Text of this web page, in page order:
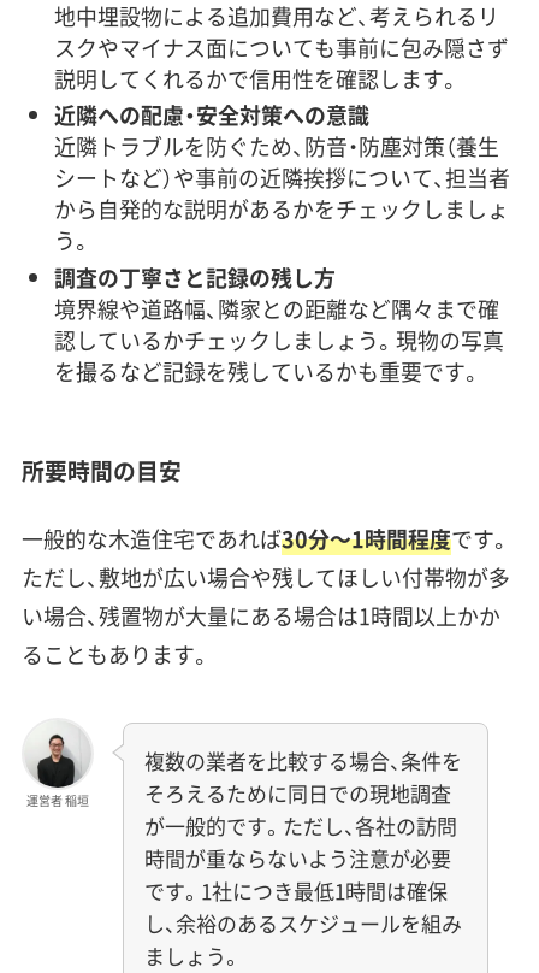
地中埋設物による追加費用など、考えられるリ
スクやマイナス面についても事前に包み隠さず
説明してくれるかで信用性を確認します。
近隣への配慮・安全対策への意識
近隣トラブルを防ぐため、防音・防塵対策（養生
シートなど）や事前の近隣挨拶について、担当者
から自発的な説明があるかをチェックしましょ
う。
調査の丁寧さと記録の残し方
境界線や道路幅、隣家との距離など隅々まで確
認しているかチェックしましょう。現物の写真
を撮るなど記録を残しているかも重要です。
所要時間の目安
一般的な木造住宅であれば30分〜1時間程度です。
ただし、敷地が広い場合や残してほしい付帯物が多
い場合、残置物が大量にある場合は1時間以上かか
ることもあります。
運営者 稲垣
複数の業者を比較する場合、条件を
そろえるために同日での現地調査
が一般的です。ただし、各社の訪問
時間が重ならないよう注意が必要
です。1社につき最低1時間は確保
し、余裕のあるスケジュールを組み
ましょう。